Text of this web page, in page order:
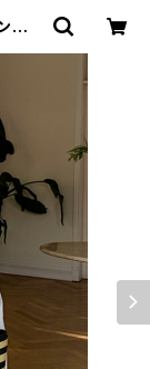
グ
日
す♪